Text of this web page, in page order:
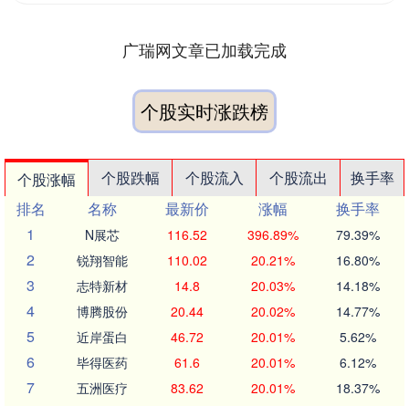
广瑞网文章已加载完成
个股实时涨跌榜
个股涨幅 个股跌幅 个股流入 个股流出
换手率
排名
名称 最新价 涨幅
换手率
1
N展芯 116.52 396.89% 79.39%
2 锐翔智能 110.02 20.21% 16.80%
3 志特新材 14.8 20.03% 14.18%
4 博腾股份 20.44 20.02% 14.77%
5 近岸蛋白 46.72 20.01% 5.62%
6 毕得医药 61.6 20.01% 6.12%
7 五洲医疗 83.62 20.01% 18.37%